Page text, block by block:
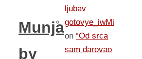
Munja
by
ljubav
gotovye_iwMi
on “Od srca
sam darovao